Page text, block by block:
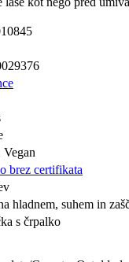
Vegan
brez certifikata
hladnem, suhem in
s črpalko